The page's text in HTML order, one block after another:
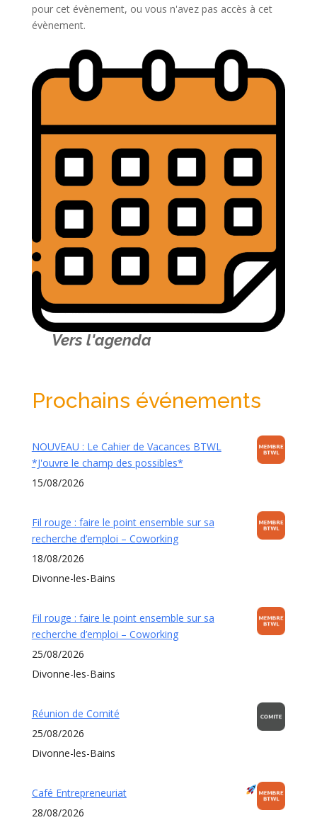
pour cet évènement, ou vous n'avez pas accès à cet
évènement.
Vers l'agenda
Prochains événements
NOUVEAU : Le Cahier de Vacances BTWL
*J'ouvre le champ des possibles*
15/08/2026
Fil rouge : faire le point ensemble sur sa
recherche d’emploi – Coworking
18/08/2026
Divonne-les-Bains
Fil rouge : faire le point ensemble sur sa
recherche d’emploi – Coworking
25/08/2026
Divonne-les-Bains
Réunion de Comité
25/08/2026
Divonne-les-Bains
Café Entrepreneuriat
28/08/2026